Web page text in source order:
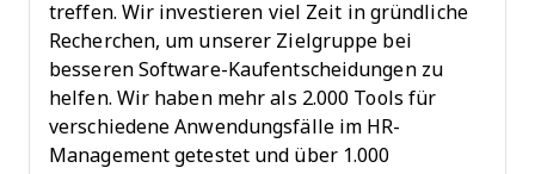
treffen. Wir investieren viel Zeit in gründliche
Recherchen, um unserer Zielgruppe bei
besseren Software-Kaufentscheidungen zu
helfen. Wir haben mehr als 2.000 Tools für
verschiedene Anwendungsfälle im HR-
Management getestet und über 1.000